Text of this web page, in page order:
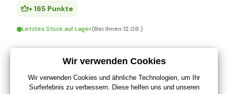
+ 165 Punkte
Letztes Stück auf Lager(Bei Ihnen 12.08.)